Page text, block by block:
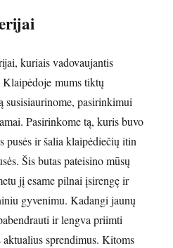
kuriais vadovaujantis
mums tiktų
susisiaurinome, pasirinkimui
Pasirinkome tą, kuris buvo
pusės ir šalia klaipėdiečių itin
Šis butas pateisino mūsų
jį esame pilnai įsirengę ir
gyvenimu. Kadangi jaunų
ir lengva priimti
sprendimus. Kitoms